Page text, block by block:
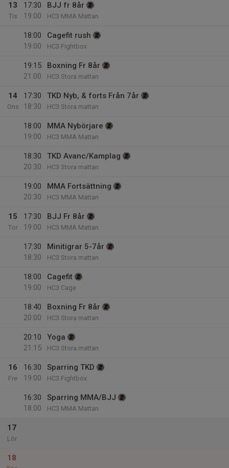
13
Tis
17:30
19:00
BJJ fr 8år
HC3 MMA Mattan
18:00
19:00
Cagefit rush
HC3 Fightbox
19:15
21:00
Boxning Fr 8år
HC3 Stora mattan
14
Ons
17:30
18:30
TKD Nyb, & forts Från 7år
HC3 Stora mattan
18:00
19:00
MMA Nybörjare
HC3 MMA Mattan
18:30
20:30
TKD Avanc/Kamplag
HC3 Stora mattan
19:00
20:30
MMA Fortsättning
HC3 MMA Mattan
15
Tor
17:30
19:00
BJJ Fr 8år
HC3 MMA Mattan
17:30
18:30
Minitigrar 5-7år
HC3 Stora mattan
18:00
19:00
Cagefit
HC3 Cage
18:40
20:00
Boxning Fr 8år
HC3 Stora mattan
20:10
21:15
Yoga
HC3 Stora mattan
16
Fre
16:30
19:00
Sparring TKD
HC3 Fightbox
16:30
18:00
Sparring MMA/BJJ
HC3 MMA Mattan
17
Lör
18